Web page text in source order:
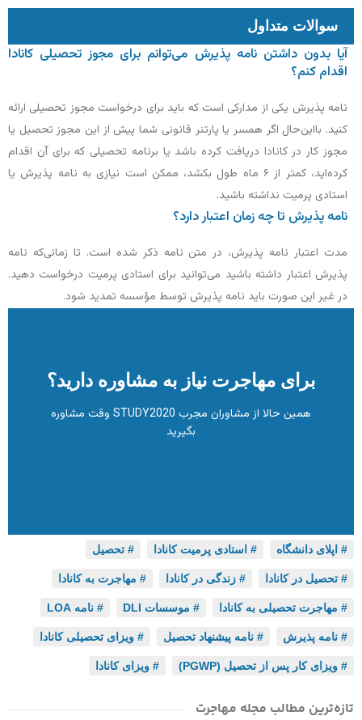
سوالات متداول
آیا بدون داشتن نامه پذیرش می‌توانم برای مجوز تحصیلی کانادا
اقدام کنم؟
نامه پذیرش یکی از مدارکی است که باید برای درخواست مجوز تحصیلی ارائه
کنید. بااین‌حال اگر همسر یا پارتنر قانونی شما پیش از این مجوز تحصیل یا
مجوز کار در کانادا دریافت کرده باشد یا برنامه تحصیلی که برای آن اقدام
کرده‌اید، کمتر از ۶ ماه طول بکشد، ممکن است نیازی به نامه پذیرش یا
استادی پرمیت نداشته باشید.
نامه پذیرش تا چه زمان اعتبار دارد؟
مدت اعتبار نامه پذیرش، در متن نامه ذکر شده است. تا زمانی‌که نامه
پذیرش اعتبار داشته باشید می‌توانید برای استادی پرمیت درخواست دهید.
در غیر این‌ صورت باید نامه پذیرش توسط مؤسسه تمدید شود.
برای مهاجرت نیاز به مشاوره دارید؟
همین حالا از مشاوران مجرب STUDY2020 وقت مشاوره
بگیرید
اپلای دانشگاه استادی پرمیت کانادا تحصیل
تحصیل در کانادا زندگی در کانادا مهاجرت به کانادا
مهاجرت تحصیلی به کانادا موسسات DLI نامه LOA
نامه پذیرش نامه پیشنهاد تحصیل ویزای تحصیلی کانادا
ویزای کار پس از تحصیل (PGWP) ویزای کانادا
تازه‌ترین مطالب مجله مهاجرت